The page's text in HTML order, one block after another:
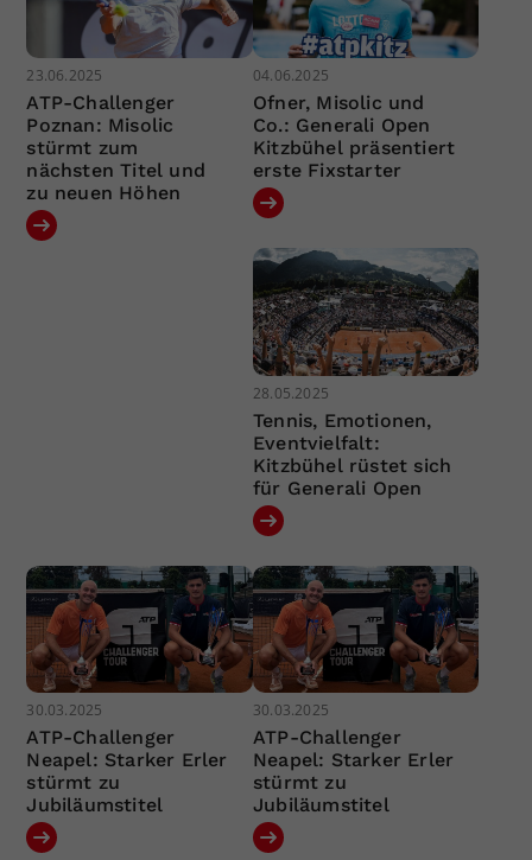
23.06.2025
ATP-Challenger
Poznan: Misolic
stürmt zum
nächsten Titel und
zu neuen Höhen
04.06.2025
Ofner, Misolic und
Co.: Generali Open
Kitzbühel präsentiert
erste Fixstarter
28.05.2025
Tennis, Emotionen,
Eventvielfalt:
Kitzbühel rüstet sich
für Generali Open
30.03.2025
ATP-Challenger
Neapel: Starker Erler
stürmt zu
Jubiläumstitel
30.03.2025
ATP-Challenger
Neapel: Starker Erler
stürmt zu
Jubiläumstitel